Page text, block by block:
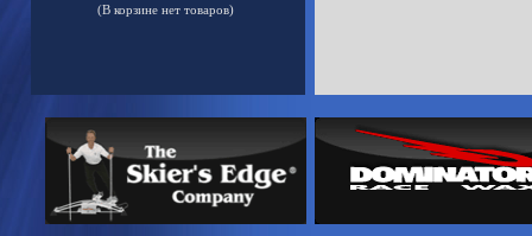
(В корзине нет товаров)